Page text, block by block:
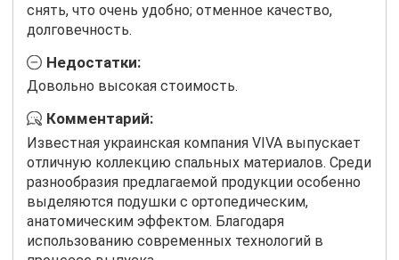
снять, что очень удобно; отменное качество,
долговечность.
Недостатки:
Довольно высокая стоимость.
Комментарий:
Известная украинская компания VIVA выпускает
отличную коллекцию спальных материалов. Среди
разнообразия предлагаемой продукции особенно
выделяются подушки с ортопедическим,
анатомическим эффектом. Благодаря
использованию современных технологий в